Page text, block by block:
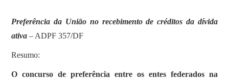
Preferência da União no recebimento de créditos da dívida
ativa– ADPF 357/DF
Resumo:
O concurso de preferência entre os entes federados na